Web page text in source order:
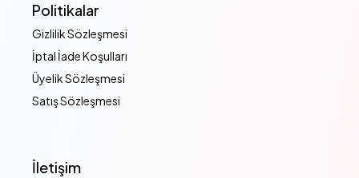
Politikalar
Gizlilik Sözleşmesi
İptal İade Koşulları
Üyelik Sözleşmesi
Satış Sözleşmesi
İletişim